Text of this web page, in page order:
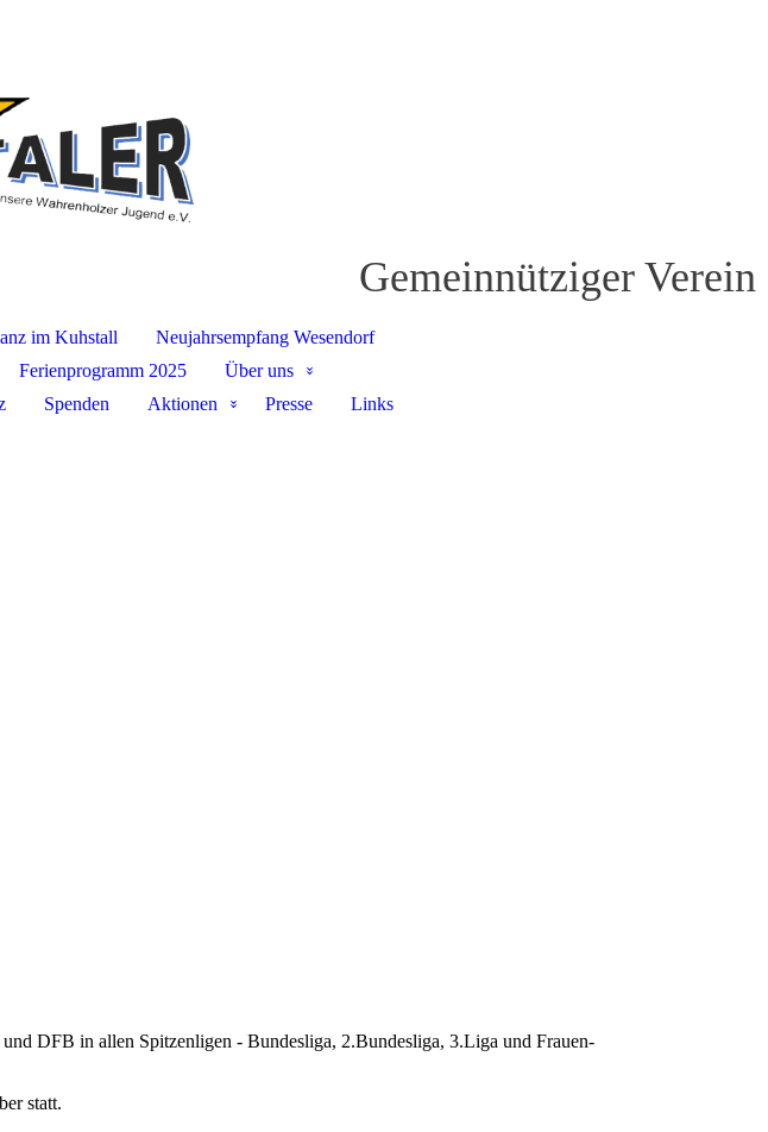
Gemeinnütziger Verein
im Kuhstall
Neujahrsempfang Wesendorf
Ferienprogramm 2025
Über uns
Spenden Aktionen Presse
Links
DFB in allen Spitzenligen - Bundesliga, 2.Bundesliga, 3.Liga und Frauen-
statt.